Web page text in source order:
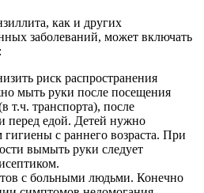
как и других
заболеваний, может включать
риск распространения
мыть руки после посещения
т.ч. транспорта), после
перед едой. Детей нужно
с раннего возраста. При
вымыть руки следует
с больными людьми. Конечно